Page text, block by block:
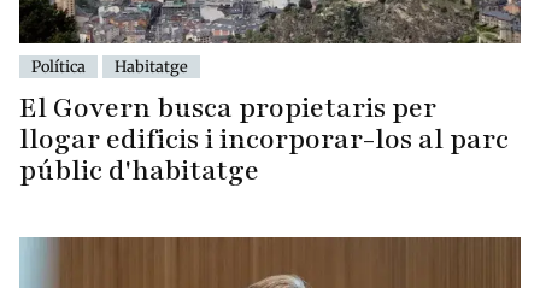
Política Habitatge
El Govern busca propietaris per
llogar edificis i incorporar-los al parc
públic d'habitatge